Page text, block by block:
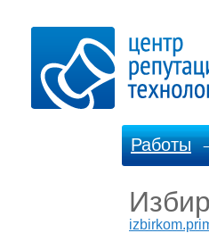
Работы